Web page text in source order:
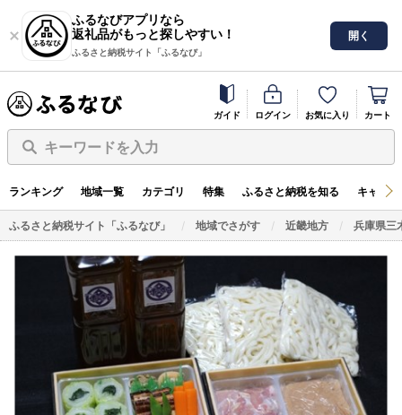
ふるなびアプリなら
返礼品がもっと探しやすい！
ふるさと納税サイト「ふるなび」
開く
ガイド ログイン お気に入り カート
キーワードを入力
ランキング 地域一覧 カテゴリ 特集 ふるさと納税を知る キャン
ふるさと納税サイト「ふるなび」 地域でさがす 近畿地方 兵庫県三